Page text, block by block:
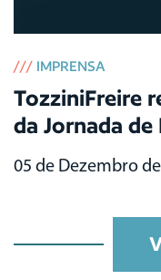
/// IMPRENSA
TozziniFreire
da Jornada
05 de Dezembro